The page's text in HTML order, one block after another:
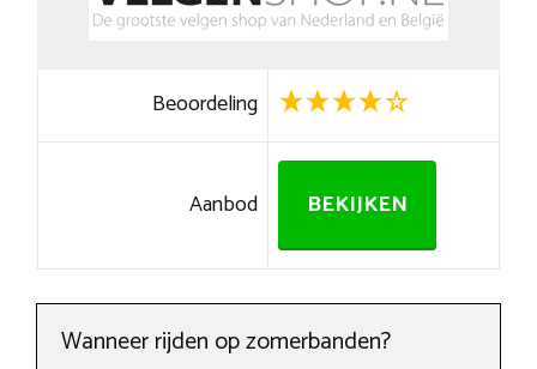
Beoordeling
Aanbod BEKIJKEN
Wanneer rijden op zomerbanden?